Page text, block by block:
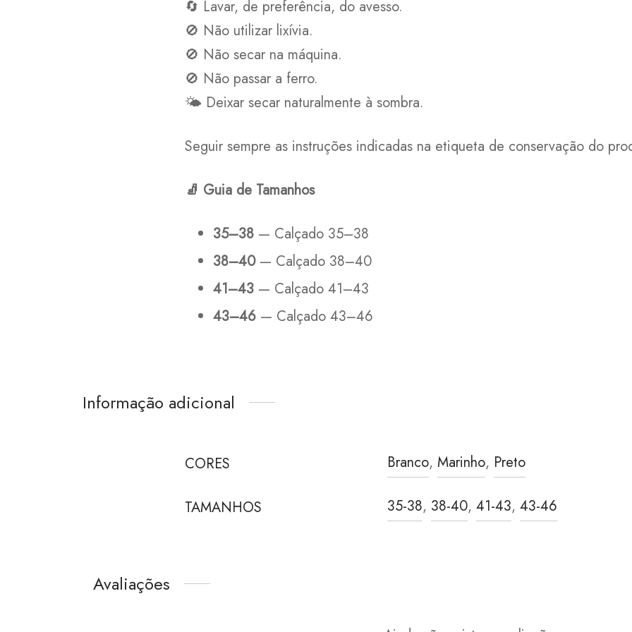
🔄 Lavar, de preferência, do avesso.
🚫 Não utilizar lixívia.
🚫 Não secar na máquina.
🚫 Não passar a ferro.
🌤️ Deixar secar naturalmente à sombra.
Seguir sempre as instruções indicadas na etiqueta de conservação do
🧦 Guia de Tamanhos
35–38 — Calçado 35–38
38–40— Calçado 38–40
41–43 — Calçado 41–43
43–46 — Calçado 43–46
Informação adicional
CORES Branco, Marinho, Preto
TAMANHOS 35-38, 38-40, 41-43, 43-46
Avaliações